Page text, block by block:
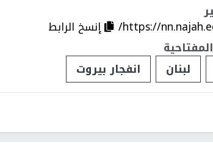
https://
إنسخ الرابط
لبنان انفجار بيروت